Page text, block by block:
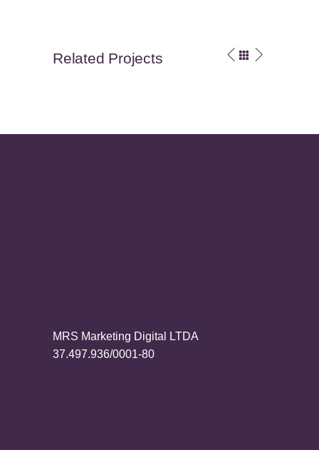
Related Projects
MRS Marketing Digital LTDA
37.497.936/0001-80